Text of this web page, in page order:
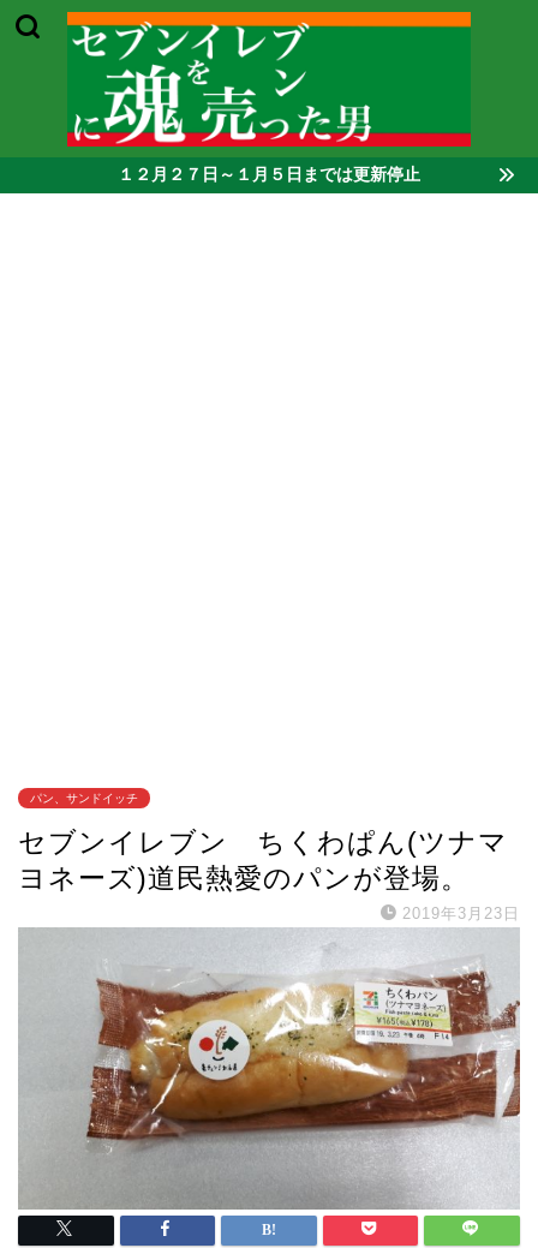
１２月２７日～１月５日までは更新停止
パン、サンドイッチ
セブンイレブン ちくわぱん(ツナマ
ヨネーズ)道民熱愛のパンが登場。
2019年3月23日